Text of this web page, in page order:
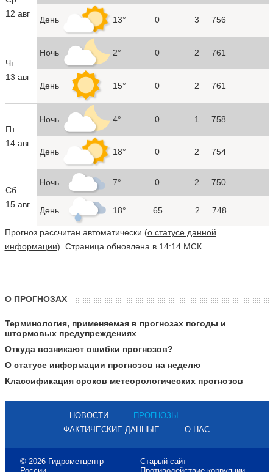
12 авг
День 13° 0 3 756
Чт
13 авг
Ночь 2° 0 2 761
День 15° 0 2 761
Пт
14 авг
Ночь 4° 0 1 758
День 18° 0 2 754
Сб
15 авг
Ночь 7° 0 2 750
День 18° 65 2 748
Прогноз рассчитан автоматически (о статусе данной
информации). Страница обновлена в 14:14 МСК
О ПРОГНОЗАХ
Терминология, применяемая в прогнозах погоды и
штормовых предупреждениях
Откуда возникают ошибки прогнозов?
О статусе информации прогнозов на неделю
Классификация сроков метеорологических прогнозов
НОВОСТИ
ПРОГНОЗЫ
ФАКТИЧЕСКИЕ ДАННЫЕ
О НАС
© 2026 Гидрометцентр
Старый сайт